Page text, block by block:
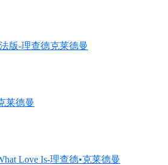
版-理查德克莱德曼
莱德曼
Love Is-理查德•克莱德曼